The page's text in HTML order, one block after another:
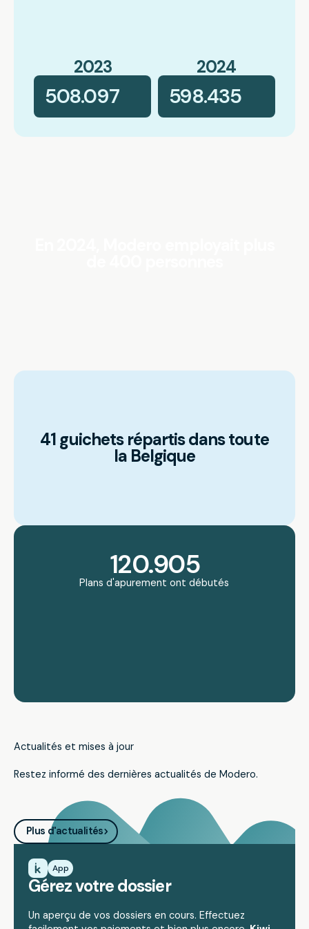
2023
508.097
2024
598.435
41 guichets répartis dans toute
la Belgique
120.905
Plans d'apurement ont débutés
Actualités et mises à jour
Restez informé des dernières actualités de Modero.
Plus d'actualités
App
Gérez votre dossier
Un aperçu de vos dossiers en cours. Effectuez